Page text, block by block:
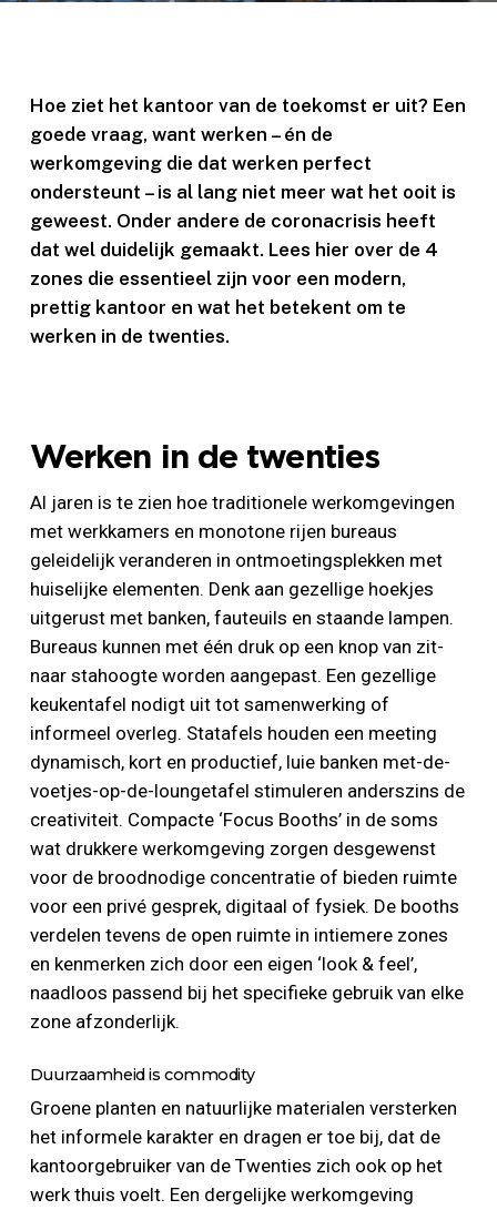
Hoe ziet het kantoor van de toekomst er uit? Een
goede vraag, want werken – én de
werkomgeving die dat werken perfect
ondersteunt – is al lang niet meer wat het ooit is
geweest. Onder andere de coronacrisis heeft
dat wel duidelijk gemaakt. Lees hier over de 4
zones die essentieel zijn voor een modern,
prettig kantoor en wat het betekent om te
werken in de twenties.
Werken in de twenties
Al jaren is te zien hoe traditionele werkomgevingen
met werkkamers en monotone rijen bureaus
geleidelijk veranderen in ontmoetingsplekken met
huiselijke elementen. Denk aan gezellige hoekjes
uitgerust met banken, fauteuils en staande lampen.
Bureaus kunnen met één druk op een knop van zit-
naar stahoogte worden aangepast. Een gezellige
keukentafel nodigt uit tot samenwerking of
informeel overleg. Statafels houden een meeting
dynamisch, kort en productief, luie banken met-de-
voetjes-op-de-loungetafel stimuleren anderszins de
creativiteit. Compacte ‘Focus Booths’ in de soms
wat drukkere werkomgeving zorgen desgewenst
voor de broodnodige concentratie of bieden ruimte
voor een privé gesprek, digitaal of fysiek. De booths
verdelen tevens de open ruimte in intiemere zones
en kenmerken zich door een eigen ‘look & feel’,
naadloos passend bij het specifieke gebruik van elke
zone afzonderlijk.
Duurzaamheid is commodity
Groene planten en natuurlijke materialen versterken
het informele karakter en dragen er toe bij, dat de
kantoorgebruiker van de Twenties zich ook op het
werk thuis voelt. Een dergelijke werkomgeving